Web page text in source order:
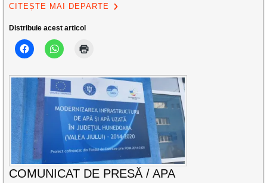
CITEȘTE MAI DEPARTE
Distribuie acest articol
COMUNICAT DE PRESĂ / APA